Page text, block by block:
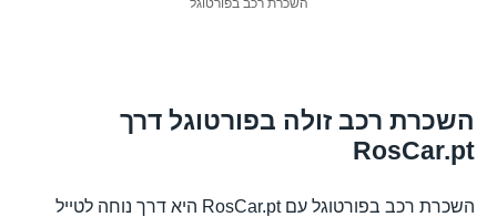
השכרת רכב בפורטוגל
השכרת רכב זולה בפורטוגל דרך
RosCar.pt
השכרת רכב בפורטוגל עם RosCar.pt היא דרך נוחה לטייל